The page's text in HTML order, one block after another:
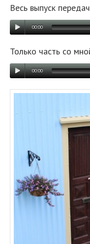
Весь вы­пуск
00:00
Толь­ко часть со
00:00